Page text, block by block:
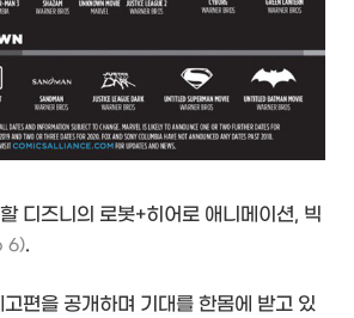
디즈니의 로봇+히어로 애니메이션, 빅
6).
편을 공개하며 기대를 한몸에 받고 있